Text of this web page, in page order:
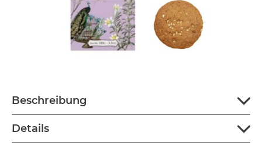
Beschreibung
Details